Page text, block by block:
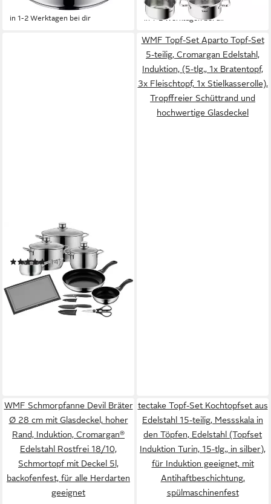
in 1-2 Werktagen bei dir
-44%
in 1-2 Werktagen bei dir
Topf-Set Diadem Plus
(14)
189,00 € UVP549,00 €
-66%
in 2-3 Werktagen bei dir
WMF Topf-Set Aparto Topf-Set
5-teilig, Cromargan Edelstahl,
Induktion, (5-tlg., 1x Bratentopf,
3x Fleischtopf, 1x Stielkasserolle),
Tropffreier Schüttrand und
hochwertige Glasdeckel
WMF Schmorpfanne Devil Bräter
Ø 28 cm mit Glasdeckel, hoher
Rand, Induktion, Cromargan®
Edelstahl Rostfrei 18/10,
Schmortopf mit Deckel 5l,
backofenfest, für alle Herdarten
geeignet
tectake Topf-Set Kochtopfset aus
Edelstahl 15-teilig, Messskala in
den Töpfen, Edelstahl (Topfset
Induktion Turin, 15-tlg., in silber),
für Induktion geeignet, mit
Antihaftbeschichtung,
spülmaschinenfest